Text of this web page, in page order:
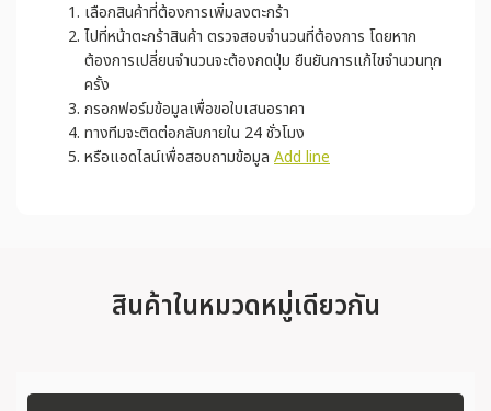
เลือกสินค้าที่ต้องการเพิ่มลงตะกร้า
ไปที่หน้าตะกร้าสินค้า ตรวจสอบจำนวนที่ต้องการ โดยหาก
ต้องการเปลี่ยนจำนวนจะต้องกดปุ่ม ยืนยันการแก้ไขจำนวนทุก
ครั้ง
กรอกฟอร์มข้อมูลเพื่อขอใบเสนอราคา
ทางทีมจะติดต่อกลับภายใน 24 ชั่วโมง
หรือแอดไลน์เพื่อสอบถามข้อมูล Add line
สินค้าในหมวดหมู่เดียวกัน